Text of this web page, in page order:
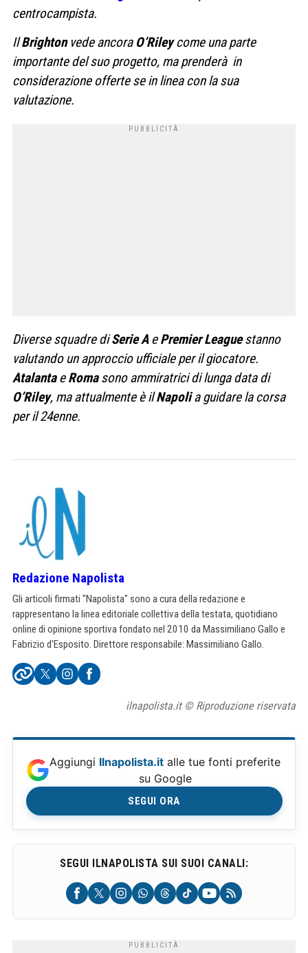
centrocampista.
IlBrightonvede ancora O’Rileycome una parte
importante del suo progetto, ma prenderà in
considerazione offerte se in linea con la sua
valutazione.
Diverse squadre diSerie AePremier Leaguestanno
valutando un approccio ufficiale per il giocatore.
AtalantaeRomasono ammiratrici di lunga data di
O’Riley, ma attualmente è ilNapolia guidare la corsa
per il 24enne.
Redazione Napolista
Gli articoli firmati "Napolista" sono a cura della redazione e
rappresentano la linea editoriale collettiva della testata, quotidiano
online di opinione sportiva fondato nel 2010 da Massimiliano Gallo e
Fabrizio d'Esposito. Direttore responsabile: Massimiliano Gallo.
ilnapolista.it © Riproduzione riservata
Aggiungi Ilnapolista.it alle tue fonti preferite
su Google
SEGUI ORA
SEGUI ILNAPOLISTA SUI SUOI CANALI: